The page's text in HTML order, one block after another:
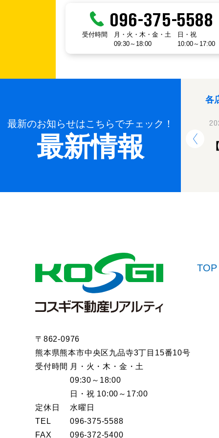
096-375-5588
受付時間
月・火・木・金・土
09:30～18:00
日・祝
10:00～17:00
最新のお知らせはこちらでチェック！
最新情報
各
2024.12.26
年末年始休業のお知らせ
〒862-0976
熊本県熊本市中央区九品寺3丁目15番10号
受付時間 月・火・木・金・土
09:30～18:00
日・祝 10:00～17:00
定休日
水曜日
TEL
096-375-5588
FAX
096-372-5400
TOP